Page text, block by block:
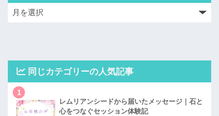
同じカテゴリーの人気記事
1
レムリアンシードから届いたメッセージ｜石と
心をつなぐセッション体験記